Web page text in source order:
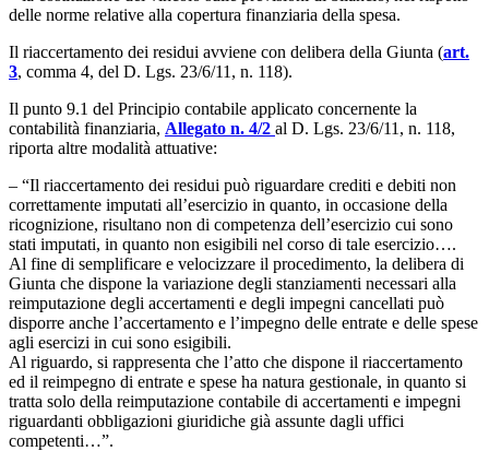
delle norme relative alla copertura finanziaria della spesa.
Il riaccertamento dei residui avviene con delibera della Giunta (art.
3, comma 4, del D. Lgs. 23/6/11, n. 118).
Il punto 9.1 del Principio contabile applicato concernente la
contabilità finanziaria, Allegato n. 4/2 al D. Lgs. 23/6/11, n. 118,
riporta altre modalità attuative:
– “Il riaccertamento dei residui può riguardare crediti e debiti non
correttamente imputati all’esercizio in quanto, in occasione della
ricognizione, risultano non di competenza dell’esercizio cui sono
stati imputati, in quanto non esigibili nel corso di tale esercizio….
Al fine di semplificare e velocizzare il procedimento, la delibera di
Giunta che dispone la variazione degli stanziamenti necessari alla
reimputazione degli accertamenti e degli impegni cancellati può
disporre anche l’accertamento e l’impegno delle entrate e delle spese
agli esercizi in cui sono esigibili.
Al riguardo, si rappresenta che l’atto che dispone il riaccertamento
ed il reimpegno di entrate e spese ha natura gestionale, in quanto si
tratta solo della reimputazione contabile di accertamenti e impegni
riguardanti obbligazioni giuridiche già assunte dagli uffici
competenti…”.